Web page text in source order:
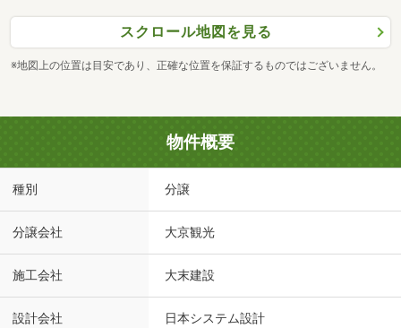
スクロール地図を見る
※地図上の位置は目安であり、正確な位置を保証するものではございません。
物件概要
種別 分譲
分譲会社 大京観光
施工会社 大末建設
設計会社 日本システム設計